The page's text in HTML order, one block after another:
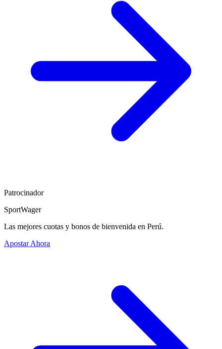
Patrocinador
SportWager
Las mejores cuotas y bonos de bienvenida en Perú.
Apostar Ahora